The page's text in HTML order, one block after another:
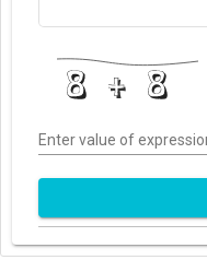
Enter value of